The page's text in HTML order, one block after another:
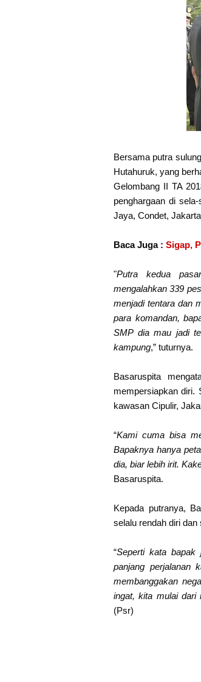
Bersama putra
Hutahuruk, yang
Gelombang II TA
penghargaan di
Jaya, Condet,
Baca Juga : Sigap,
"Putra kedua
mengalahkan 339
menjadi tentara dan
para komandan,
SMP dia mau jadi
kampung,” tuturnya.
Basaruspita
mempersiapkan diri.
kawasan Cipulir,
“Kami cuma bisa
Bapaknya hanya
dia, biar lebih irit.
Basaruspita.
Kepada putranya,
selalu rendah diri
“Seperti kata bapak
panjang perjalanan
membanggakan
ingat, kita mulai dari
(Psr)